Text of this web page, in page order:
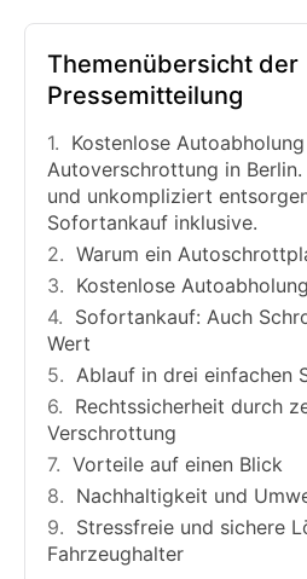
Themenübersicht der
Pressemitteilung
Kostenlose
Autoverschrottung in Berlin.
und unkompliziert
Sofortankauf inklusive.
Warum ein
Kostenlose
Sofortankauf: Auch
Wert
Ablauf in drei einfachen
Rechtssicherheit durch
Verschrottung
Vorteile auf einen Blick
Nachhaltigkeit und
Stressfreie und sichere
Fahrzeughalter